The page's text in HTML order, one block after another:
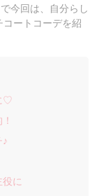
今回は、自分らし
コートコーデを紹
♡
に